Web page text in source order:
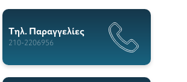
Tηλ. Παραγγελίες
210-2206956